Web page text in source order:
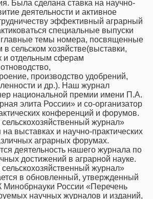
Была сделана ставка на научно-
деятельности и активное
эффективный аграрный
специальные выпуски
главные темы номера, посвященные
сельском хозяйстве(выставки,
и отдельным сферам
производство удобрений,
и др.). Наш журнал
национальной премии имени П.А.
элита России» и со-организатор
конференций и форумов.
журнал»
на выставках и научно-практических
аграрных форумах.
деятельность нашего журнала по
достижений в аграрной науке.
журнал»
в обновленный, утвержденный
России «Перечень
научных журналов и изданий,